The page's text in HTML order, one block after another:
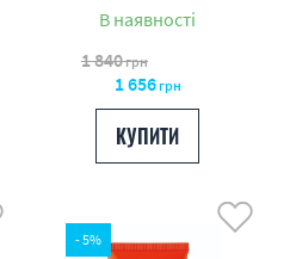
В наявності
1 840грн
1 656грн
КУПИТИ
- 5%